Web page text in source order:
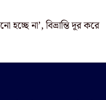
হচ্ছে না’, বিভ্রান্তি দূর করে